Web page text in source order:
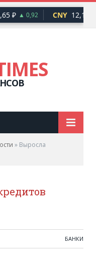
₽ ▲ 0,92 CNY 12,17 ₽
» Выросла
БАНКИ